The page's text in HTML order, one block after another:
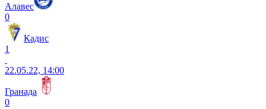
Алавес
0
Кадис
1
22.05.22, 14:00
Гранада
0